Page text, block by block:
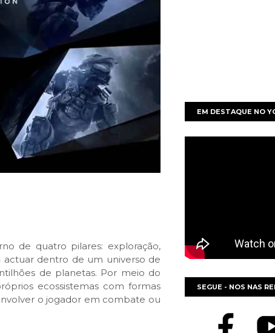
de quatro pilares: exploração,
actuar dentro de um universo de
de planetas. Por meio do
ecossistemas com formas
o jogador em combate ou
EM DESTAQUE NO
SEGUE - NOS NAS